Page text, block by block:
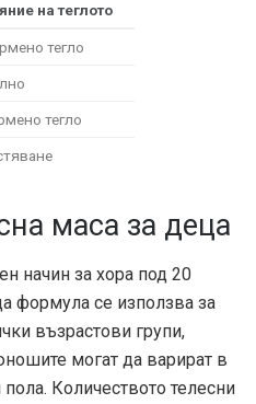
на теглото
тегло
тегло
маса за деца
начин за хора под 20
формула се използва за
възрастови групи,
могат да варират в
Количеството телесни